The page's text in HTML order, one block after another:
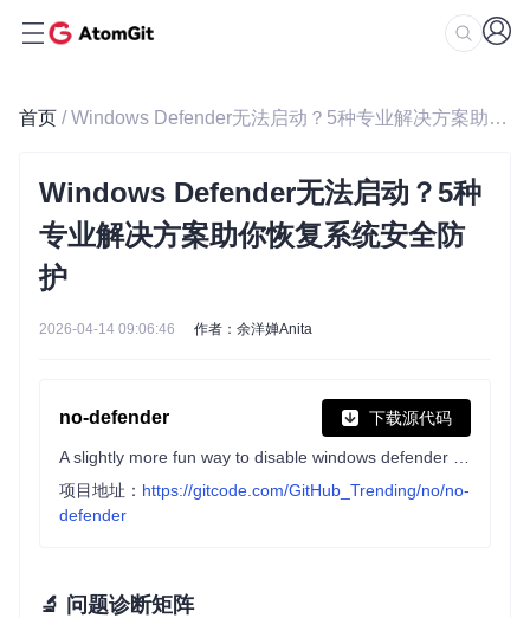
首页 / Windows Defender无法启动？5种专业解决方案助你恢复系统安全防护
Windows Defender无法启动？5种
专业解决方案助你恢复系统安全防
护
2026-04-14 09:06:46 作者：余洋婵Anita
no-defender 下载源代码
项目地址： https://gitcode.com/GitHub_Trending/no/no-
defender
🔬 问题诊断矩阵